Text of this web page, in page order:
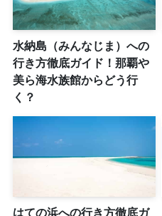
水納島（みんなじま）への
行き方徹底ガイド！那覇や
美ら海水族館からどう行
く？
はての浜への行き方徹底ガ